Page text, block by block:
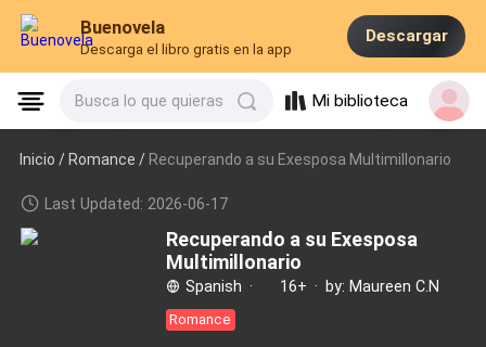
Buenovela
Descarga el libro gratis en la app
Descargar
Busca lo que quieras Mi biblioteca
Inicio /Romance / Recuperando a su Exesposa Multimillonario
Last Updated: 2026-06-17
Recuperando a su Exesposa
Multimillonario
Spanish · 16+ · by: Maureen C.N
Romance